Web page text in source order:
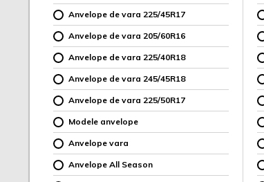
Anvelope de vara 225/45R17
Anvelope de vara 205/60R16
Anvelope de vara 225/40R18
Anvelope de vara 245/45R18
Anvelope de vara 225/50R17
Modele anvelope
Anvelope vara
Anvelope All Season